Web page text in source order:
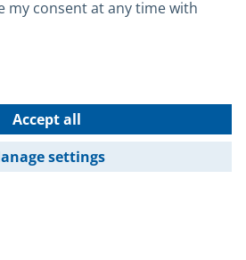
Barrierefreiheit
Kontakt